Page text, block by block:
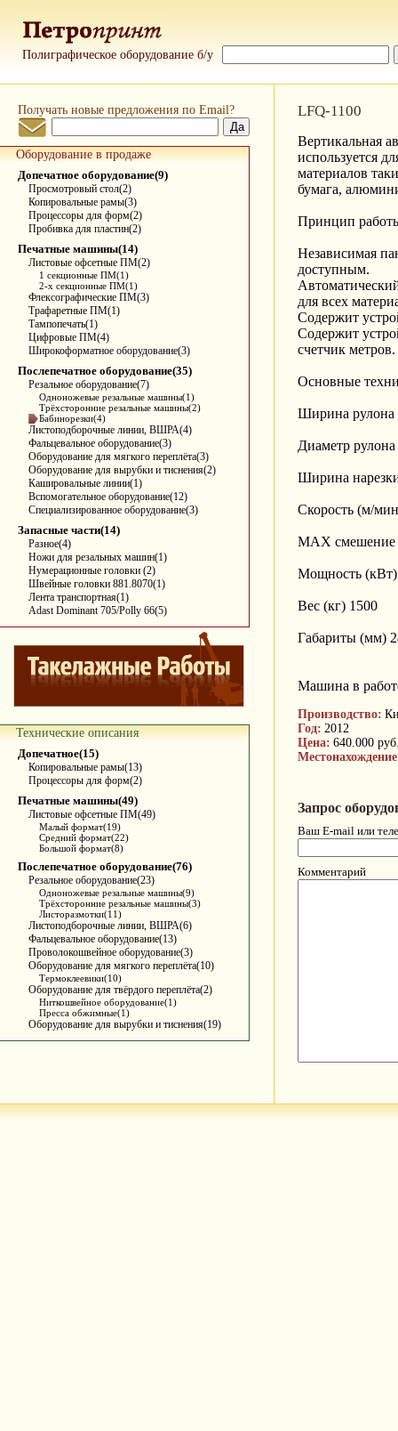
Полиграфическое оборудование б/у
Получать новые предложения по Email?
Оборудование в продаже
Допечатное оборудование(9)
Просмотровый стол(2)
Копировальные рамы(3)
Процессоры для форм(2)
Пробивка для пластин(2)
Печатные машины(14)
Листовые офсетные ПМ(2)
1 секционные ПМ(1)
2-х секционные ПМ(1)
Флексографические ПМ(3)
Трафаретные ПМ(1)
Тампопечать(1)
Цифровые ПМ(4)
Широкоформатное оборудование(3)
Послепечатное оборудование(35)
Резальное оборудование(7)
Одноножевые резальные машины(1)
Трёхсторонние резальные машины(2)
Бабинорезки(4)
Листоподборочные линии, ВШРА(4)
Фальцевальное оборудование(3)
Оборудование для мягкого переплёта(3)
Оборудование для вырубки и тиснения(2)
Кашировальные линии(1)
Вспомогательное оборудование(12)
Специализированное оборудование(3)
Запасные части(14)
Разное(4)
Ножи для резальных машин(1)
Нумерационные головки (2)
Швейные головки 881.8070(1)
Лента транспортная(1)
Adast Dominant 705/Polly 66(5)
Технические описания
Допечатное(15)
Копировальные рамы(13)
Процессоры для форм(2)
Печатные машины(49)
Листовые офсетные ПМ(49)
Малый формат(19)
Средний формат(22)
Большой формат(8)
Послепечатное оборудование(76)
Резальное оборудование(23)
Одноножевые резальные машины(9)
Трёхсторонние резальные машины(3)
Листоразмотки(11)
Листоподборочные линии, ВШРА(6)
Фальцевальное оборудование(13)
Проволокошвейное оборудование(3)
Оборудование для мягкого переплёта(10)
Термоклеевики(10)
Оборудование для твёрдого переплёта(2)
Ниткошвейное оборудование(1)
Пресса обжимные(1)
Оборудование для вырубки и тиснения(19)
LFQ-1100
Вертикальная
используется
материалов
бумага,
Принцип
Независимая
доступным.
для всех
Содержит
Содержит
счетчик метров.
Основные
Ширина рулона
Диаметр
Ширина
Скорость (м/
МАХ смешение
Мощность
Вес (кг) 1500
Габариты (мм)
Машина в
Производство:
Год: 2012
Цена: 640.000
Запрос
Ваш E-mail или
Комментарий